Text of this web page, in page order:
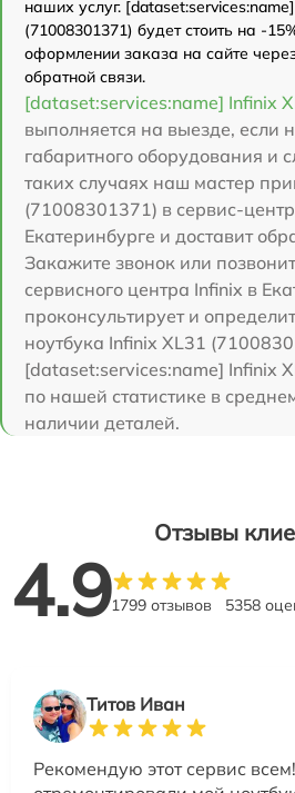
наших услуг.
(71008301371) будет стоить на -
оформлении заказа на сайте
обратной связи.
[dataset:services:name] Infinix
выполняется на выезде, если
габаритного оборудования и
таких случаях наш мастер
(71008301371) в сервис-
Екатеринбурге и доставит
Закажите звонок или
сервисного центра Infinix в
проконсультирует и
ноутбука Infinix XL31
[dataset:services:name] Infinix
по нашей статистике в
наличии деталей.
Отзывы
4.91799 отзывов 5358
Титов Иван
Рекомендую этот сервис